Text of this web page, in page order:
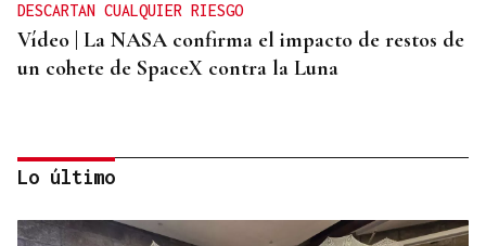
DESCARTAN CUALQUIER RIESGO
Vídeo | La NASA confirma el impacto de restos de
un cohete de SpaceX contra la Luna
Lo último